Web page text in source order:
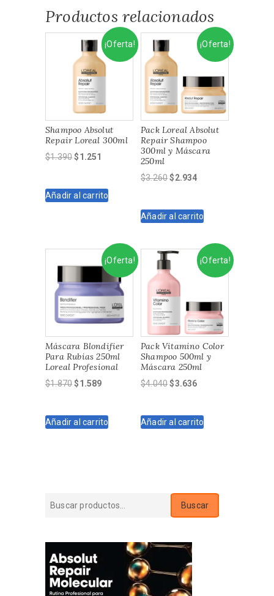
Productos relacionados
¡Oferta!
Shampoo Absolut
Repair Loreal 300ml
$1.390El
era:
$1.251
es:
Añadir al carrito
¡Oferta!
Pack Loreal Absolut
Repair Shampoo
300ml y Máscara
250ml
$3.260El
era:
$2.934El
es:
Añadir al carrito
¡Oferta!
Máscara Blondifier
Para Rubias 250ml
Loreal Profesional
$1.870El
era:
$1.589El
es:
Añadir al carrito
¡Oferta!
Pack Vitamino Color
Shampoo 500ml y
Máscara 250ml
$4.040El
era:
$3.636El
es:
Añadir al carrito
Buscar
Buscar